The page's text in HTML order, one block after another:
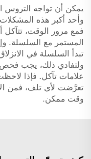
يمكن أن تواجه
وأحد أكبر هذه
فمع مرور الوقت،
المستمر مع السلسلة.
تبدأ السلسلة في
ولتفادي ذلك، يجب فحص
علامات تآكل. فإذا
تعرَّضت لأي تلف، فمن
وقت ممكن.